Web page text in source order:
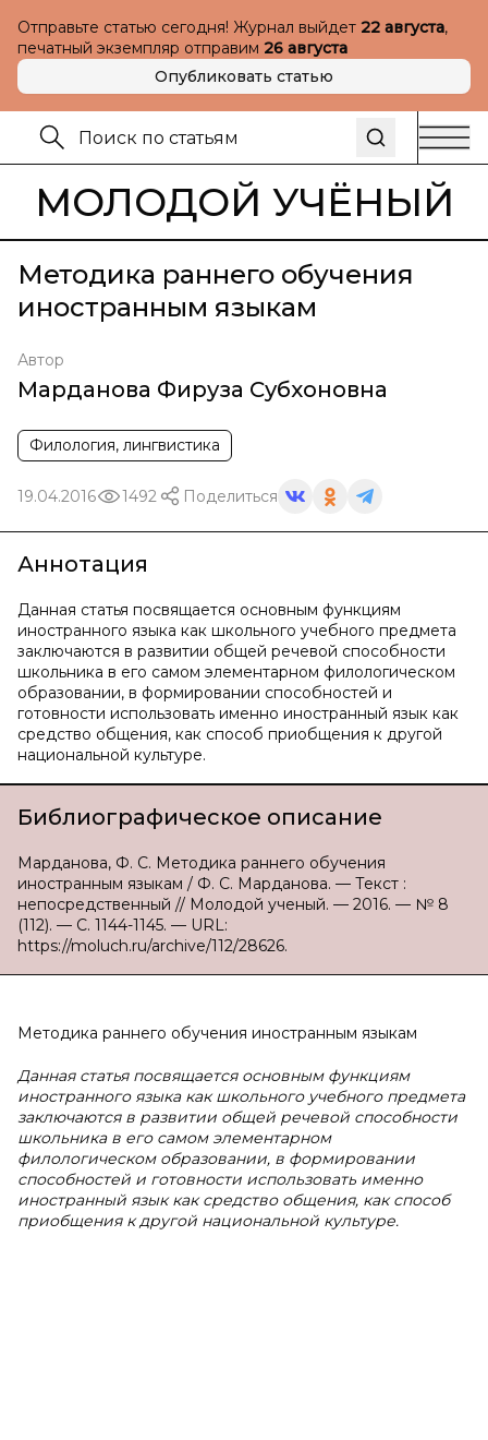
Отправьте статью сегодня! Журнал выйдет 22 августа,
печатный экземпляр отправим 26 августа
Опубликовать статью
МОЛОДОЙ УЧЁНЫЙ
Методика раннего обучения
иностранным языкам
Автор
Марданова Фируза Субхоновна
Филология, лингвистика
19.04.2016 1492 Поделиться
Аннотация
Данная статья посвящается основным функциям
иностранного языка как школьного учебного предмета
заключаются в развитии общей речевой способности
школьника в его самом элементарном филологическом
образовании, в формировании способностей и
готовности использовать именно иностранный язык как
средство общения, как способ приобщения к другой
национальной культуре.
Библиографическое описание
Марданова, Ф. С. Методика раннего обучения
иностранным языкам / Ф. С. Марданова. — Текст :
непосредственный // Молодой ученый. — 2016. — № 8
(112). — С. 1144-1145. — URL:
https://moluch.ru/archive/112/28626.
Методика раннего обучения иностранным языкам
Данная статья посвящается основным функциям
иностранного языка как школьного учебного предмета
заключаются в развитии общей речевой способности
школьника в его самом элементарном
филологическом образовании, в формировании
способностей и готовности использовать именно
иностранный язык как средство общения, как способ
приобщения к другой национальной культуре.